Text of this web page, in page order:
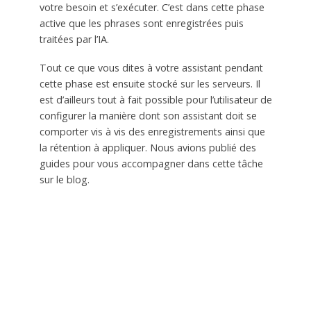
votre besoin et s’exécuter. C’est dans cette phase
active que les phrases sont enregistrées puis
traitées par l’IA.
Tout ce que vous dites à votre assistant pendant
cette phase est ensuite stocké sur les serveurs. Il
est d’ailleurs tout à fait possible pour l’utilisateur de
configurer la manière dont son assistant doit se
comporter vis à vis des enregistrements ainsi que
la rétention à appliquer. Nous avions publié des
guides pour vous accompagner dans cette tâche
sur le blog.